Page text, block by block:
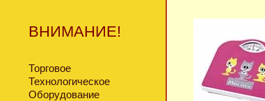
ВНИМАНИЕ!
Торговое
Технологическое
Оборудование